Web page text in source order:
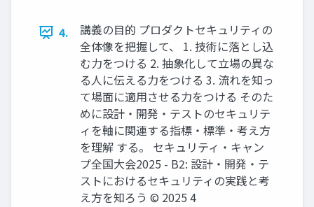
4.
講義の目的 プロダクトセキュリティの
全体像を把握して、 1. 技術に落とし込
む力をつける 2. 抽象化して立場の異な
る人に伝える力をつける 3. 流れを知っ
て場面に適用させる力をつける そのた
めに設計・開発・テストのセキュリテ
ィを軸に関連する指標・標準・考え方
を理解 する。 セキュリティ・キャン
プ全国大会2025 - B2: 設計・開発・テ
ストにおけるセキュリティの実践と考
え方を知ろう © 2025 4